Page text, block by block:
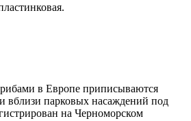
в Европе приписываются
вблизи парковых насаждений под
на Черноморском